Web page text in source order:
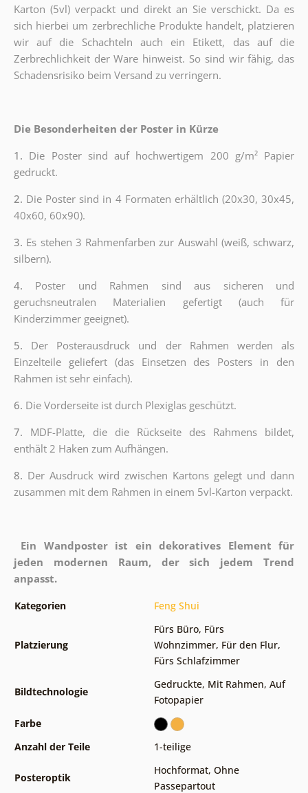
Karton (5vl) verpackt und direkt an Sie verschickt. Da es
sich hierbei um zerbrechliche Produkte handelt, platzieren
wir auf die Schachteln auch ein Etikett, das auf die
Zerbrechlichkeit der Ware hinweist. So sind wir fähig, das
Schadensrisiko beim Versand zu verringern.
Die Besonderheiten der Poster in Kürze
1. Die Poster sind auf hochwertigem 200 g/m² Papier
gedruckt.
2. Die Poster sind in 4 Formaten erhältlich (20x30, 30x45,
40x60, 60x90).
3. Es stehen 3 Rahmenfarben zur Auswahl (weiß, schwarz,
silbern).
4. Poster und Rahmen sind aus sicheren und
geruchsneutralen Materialien gefertigt (auch für
Kinderzimmer geeignet).
5. Der Posterausdruck und der Rahmen werden als
Einzelteile geliefert (das Einsetzen des Posters in den
Rahmen ist sehr einfach).
6. Die Vorderseite ist durch Plexiglas geschützt.
7. MDF-Platte, die die Rückseite des Rahmens bildet,
enthält 2 Haken zum Aufhängen.
8. Der Ausdruck wird zwischen Kartons gelegt und dann
zusammen mit dem Rahmen in einem 5vl-Karton verpackt.
Ein Wandposter ist ein dekoratives Element für
jeden modernen Raum, der sich jedem Trend
anpasst.
Kategorien Feng Shui
Platzierung
Fürs Büro, Fürs
Wohnzimmer, Für den Flur,
Fürs Schlafzimmer
Bildtechnologie
Gedruckte, Mit Rahmen, Auf
Fotopapier
Farbe
Anzahl der Teile
1-teilige
Posteroptik
Hochformat, Ohne
Passepartout